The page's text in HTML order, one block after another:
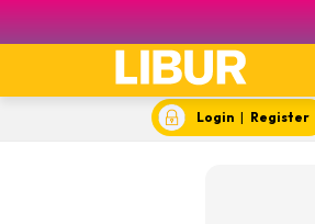
Login | Register